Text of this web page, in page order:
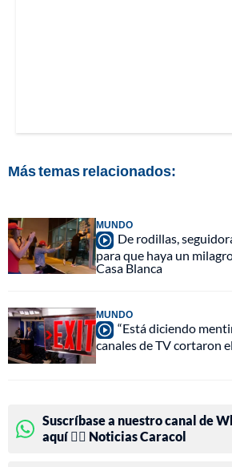
Más temas relacionados:
MUNDO
De rodillas,
para que haya un
Casa Blanca
MUNDO
“Está diciendo
canales de TV cortaron
Suscríbase a nuestro canal de
aquí 👉🏻 Noticias Caracol